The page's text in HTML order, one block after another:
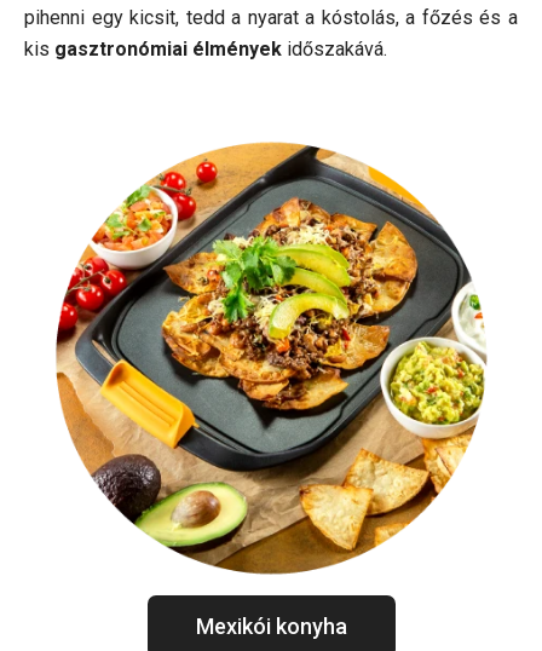
pihenni egy kicsit, tedd a nyarat a kóstolás, a főzés és a
kis gasztronómiai élmények időszakává.
Mexikói konyha